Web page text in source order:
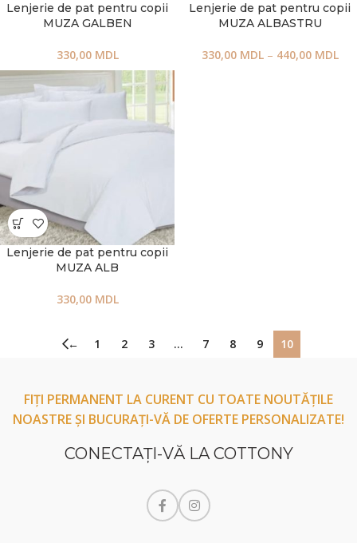
Lenjerie de pat pentru copii
MUZA GALBEN
330,00 MDL
Lenjerie de pat pentru copii
MUZA ALBASTRU
330,00 MDL – 440,00 MDL
Lenjerie de pat pentru copii
MUZA ALB
330,00 MDL
← 1 2 3 … 7 8 9 10
FIȚI PERMANENT LA CURENT CU TOATE NOUTĂȚILE
NOASTRE ȘI BUCURAȚI-VĂ DE OFERTE PERSONALIZATE!
CONECTAŢI-VĂ LA COTTONY